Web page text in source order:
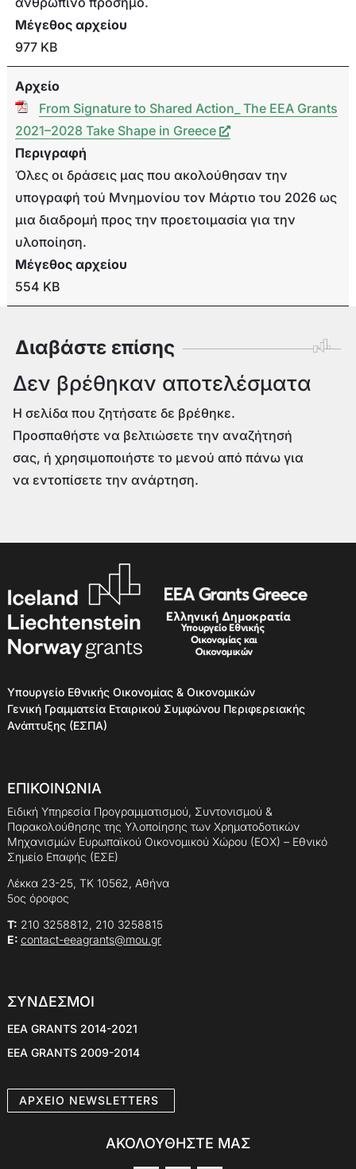
Μέγεθος αρχείου
977 KB
Αρχείο
From Signature to Shared Action_ The EEA Grants
2021–2028 Take Shape in Greece
Περιγραφή
Όλες οι δράσεις μας που ακολούθησαν την
υπογραφή τού Μνημονίου τον Μάρτιο του 2026 ως
μια διαδρομή προς την προετοιμασία για την
υλοποίηση.
Μέγεθος αρχείου
554 KB
Διαβάστε επίσης
Δεν βρέθηκαν αποτελέσματα
Η σελίδα που ζητήσατε δε βρέθηκε.
Προσπαθήστε να βελτιώσετε την αναζήτησή
σας, ή χρησιμοποιήστε το μενού από πάνω για
να εντοπίσετε την ανάρτηση.
Υπουργείο Εθνικής Οικονομίας & Οικονομικών
Γενική Γραμματεία Εταιρικού Συμφώνου Περιφερειακής
Ανάπτυξης (ΕΣΠΑ)
ΕΠΙΚΟΙΝΩΝΙΑ
Ειδική Υπηρεσία Προγραμματισμού, Συντονισμού &
Παρακολούθησης της Υλοποίησης των Χρηματοδοτικών
Μηχανισμών Ευρωπαϊκού Οικονομικού Χώρου (ΕΟΧ) – Εθνικό
Σημείο Επαφής (ΕΣΕ)
Λέκκα 23-25, ΤΚ 10562, Αθήνα
5ος όροφος
Τ: 210 3258812, 210 3258815
E: contact-eeagrants@mou.gr
ΣΥΝΔΕΣΜΟΙ
EEA GRANTS 2014-2021
EEA GRANTS 2009-2014
AΡXEIO NEWSLETTERS
ΑΚΟΛΟΥΘΗΣΤΕ ΜΑΣ